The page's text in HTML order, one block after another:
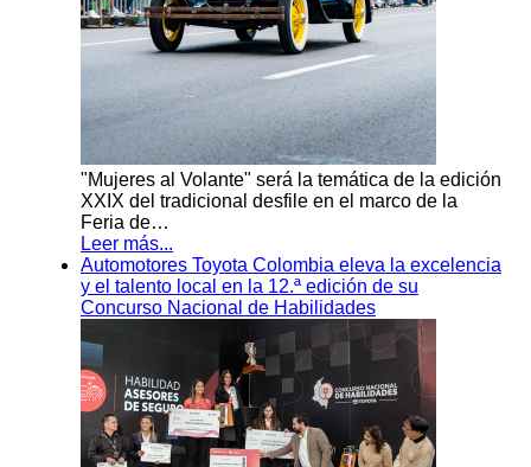
"Mujeres al Volante" será la temática de la edición
XXIX del tradicional desfile en el marco de la
Feria de…
Leer más...
Automotores Toyota Colombia eleva la excelencia
y el talento local en la 12.ª edición de su
Concurso Nacional de Habilidades